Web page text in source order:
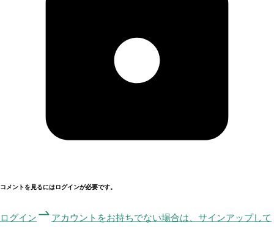
コメントを見るにはログインが必要です。
ログイン
アカウントをお持ちでない場合は、サインアップして